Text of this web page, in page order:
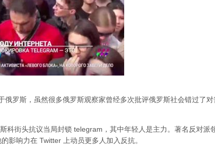
俄罗斯，虽然很多俄罗斯观察家曾经多次批评俄罗斯社会错过了
科街头抗议当局封锁 telegram，其中年轻人是主力。著名反对派
影响力在 Twitter 上动员更多人加入反抗。